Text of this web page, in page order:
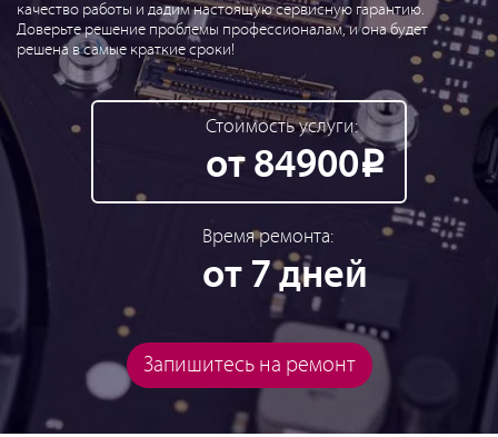
качество работы и дадим настоящую сервисную гарантию.
Доверьте решение проблемы профессионалам, и она будет
решена в самые краткие сроки!
Стоимость услуги:
от 84900Р
Время ремонта:
от 7 дней
Запишитесь на ремонт